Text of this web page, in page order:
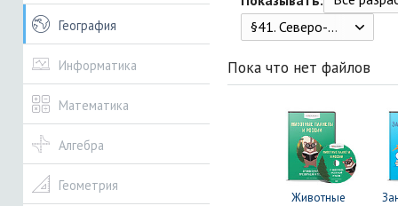
География
Информатика
Математика
Алгебра
Геометрия
§41. Северо-Западный район 193
Пока что нет файлов
Животные